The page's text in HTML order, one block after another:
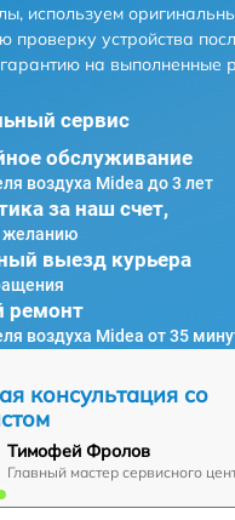
используем
проверку устройства
на выполненные
сервис
обслуживание
воздуха Midea до 3 лет
за наш счет,
желанию
выезд курьера
ремонт
воздуха Midea от 35
консультация со
Тимофей Фролов
Главный мастер сервисного